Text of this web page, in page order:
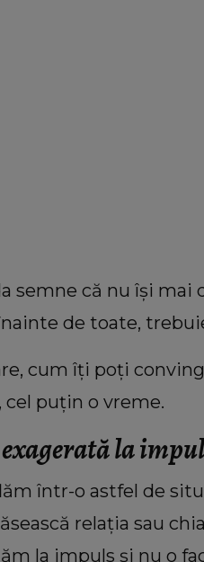
semne că nu își mai
de toate,
cum îți poți
cel puțin o vreme.
la
într-o astfel de
relația sau
la impuls și nu o
ZILEI
în blocul
10 luni de la
a făcut